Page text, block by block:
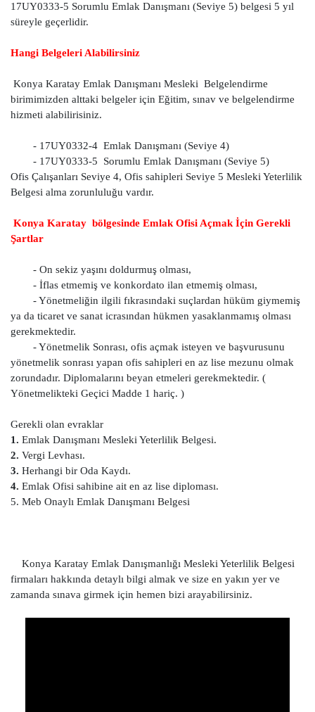
17UY0333-5 Sorumlu Emlak Danışmanı (Seviye 5) belgesi 5 yıl
süreyle geçerlidir.
Hangi Belgeleri Alabilirsiniz
Konya Karatay Emlak Danışmanı Mesleki Belgelendirme
birimimizden alttaki belgeler için Eğitim, sınav ve belgelendirme
hizmeti alabilirisiniz.
- 17UY0332-4 Emlak Danışmanı (Seviye 4)
- 17UY0333-5 Sorumlu Emlak Danışmanı (Seviye 5)
Ofis Çalışanları Seviye 4, Ofis sahipleri Seviye 5 Mesleki Yeterlilik
Belgesi alma zorunluluğu vardır.
Konya Karatay bölgesinde Emlak Ofisi Açmak İçin Gerekli
Şartlar
- On sekiz yaşını doldurmuş olması,
- İflas etmemiş ve konkordato ilan etmemiş olması,
- Yönetmeliğin ilgili fıkrasındaki suçlardan hüküm giymemiş
ya da ticaret ve sanat icrasından hükmen yasaklanmamış olması
gerekmektedir.
- Yönetmelik Sonrası, ofis açmak isteyen ve başvurusunu
yönetmelik sonrası yapan ofis sahipleri en az lise mezunu olmak
zorundadır. Diplomalarını beyan etmeleri gerekmektedir. (
Yönetmelikteki Geçici Madde 1 hariç. )
Gerekli olan evraklar
1. Emlak Danışmanı Mesleki Yeterlilik Belgesi.
2. Vergi Levhası.
3. Herhangi bir Oda Kaydı.
4. Emlak Ofisi sahibine ait en az lise diploması.
5. Meb Onaylı Emlak Danışmanı Belgesi
Konya Karatay Emlak Danışmanlığı Mesleki Yeterlilik Belgesi
firmaları hakkında detaylı bilgi almak ve size en yakın yer ve
zamanda sınava girmek için hemen bizi arayabilirsiniz.